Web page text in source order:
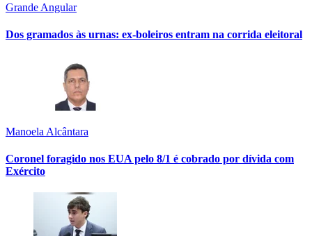
Grande Angular
Dos gramados às urnas: ex-boleiros entram na corrida eleitoral
Manoela Alcântara
Coronel foragido nos EUA pelo 8/1 é cobrado por dívida com
Exército